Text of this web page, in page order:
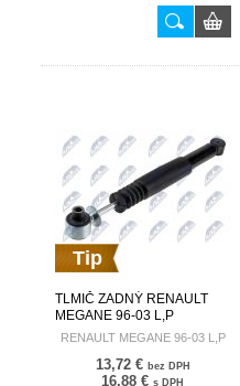
Tip
TLMIČ ZADNÝ RENAULT
MEGANE 96-03 L,P
7700273136 A-RE-007
RENAULT MEGANE 96-03 L,P
13,72 € bez DPH
16,88 € s DPH